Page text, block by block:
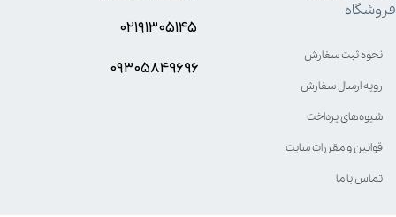
فروشگاه
نحوه ثبت سفارش
رویه ارسال سفارش
شیوه‌های پرداخت
قوانین و مقررات سایت
تماس با ما
۰۲۱۹۱۳۰۵۱۴۵
۰۹۳۰۵8۴9696